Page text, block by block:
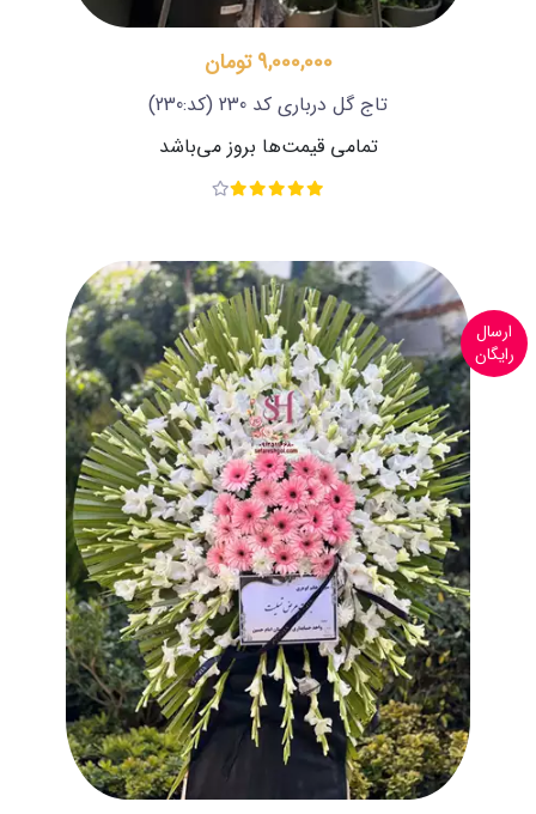
9,000,000 تومان
تاج گل درباری کد 230
(کد:230)
تمامی قیمت‌ها بروز می‌باشد
ارسال
رایگان